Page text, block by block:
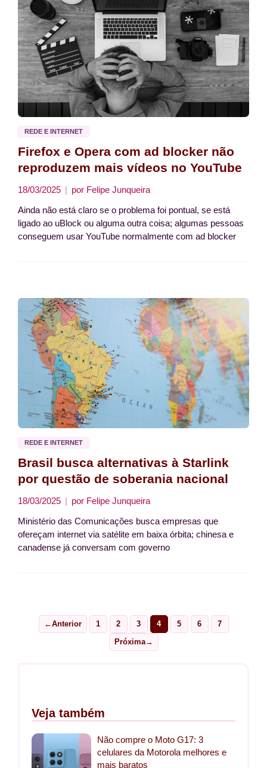
REDE E INTERNET
Firefox e Opera com ad blocker não
reproduzem mais vídeos no YouTube
18/03/2025 por Felipe Junqueira
Ainda não está claro se o problema foi pontual, se está
ligado ao uBlock ou alguma outra coisa; algumas pessoas
conseguem usar YouTube normalmente com ad blocker
REDE E INTERNET
Brasil busca alternativas à Starlink
por questão de soberania nacional
18/03/2025 por Felipe Junqueira
Ministério das Comunicações busca empresas que
ofereçam internet via satélite em baixa órbita; chinesa e
canadense já conversam com governo
←Anterior
Page
1
Page
2
Page
3
Page
4
Page
5
Page
6
Page
7
Próxima→
Veja também
Não compre o Moto G17: 3
celulares da Motorola melhores e
mais baratos